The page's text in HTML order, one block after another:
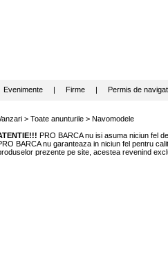
Evenimente| Firme| Permis de
> Toate anunturile> Navomodele
PRO BARCA nu isi asuma niciun fel
BARCA nu garanteaza in niciun fel pentru
prezente pe site, acestea revenind